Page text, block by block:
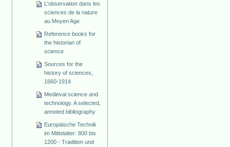
L'observation dans les
sciences de la nature
au Moyen Age
Reference books for
the historian of
science
Sources for the
history of sciences,
1660-1914
Medieval science and
technology. A selected,
annoted bibliography
Europäische Technik
im Mittelalter: 800 bis
1200 - Tradition und